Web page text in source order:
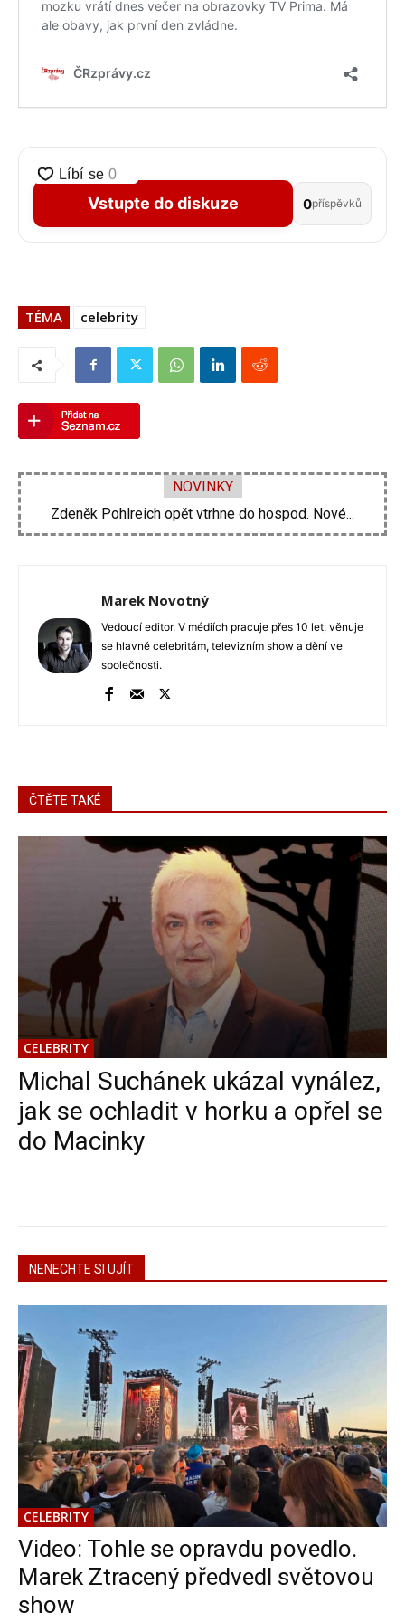
Vstupte do diskuze 0příspěvků
TÉMA celebrity
NOVINKY
Zdeněk Pohlreich opět vtrhne do hospod. Nové...
Marek Novotný
Vedoucí editor. V médiích pracuje přes 10 let, věnuje
se hlavně celebritám, televizním show a dění ve
společnosti.
ČTĚTE TAKÉ
CELEBRITY
Michal Suchánek ukázal vynález,
jak se ochladit v horku a opřel se
do Macinky
NENECHTE SI UJÍT
CELEBRITY
Video: Tohle se opravdu povedlo.
Marek Ztracený předvedl světovou
show